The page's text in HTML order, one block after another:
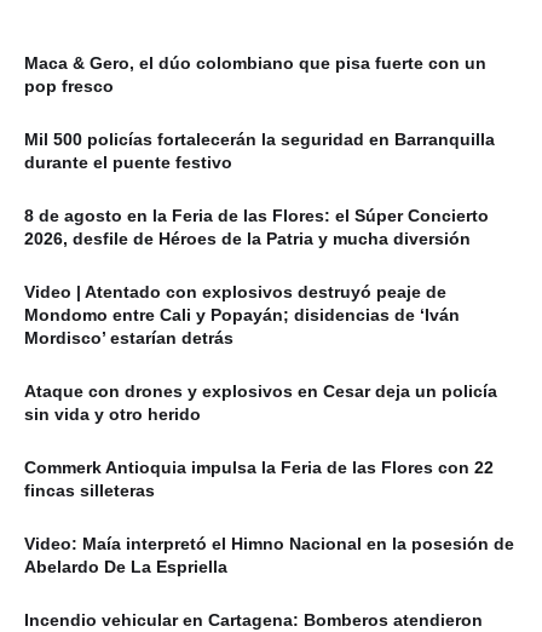
Maca & Gero, el dúo colombiano que pisa fuerte con un
pop fresco
Mil 500 policías fortalecerán la seguridad en Barranquilla
durante el puente festivo
8 de agosto en la Feria de las Flores: el Súper Concierto
2026, desfile de Héroes de la Patria y mucha diversión
Video | Atentado con explosivos destruyó peaje de
Mondomo entre Cali y Popayán; disidencias de ‘Iván
Mordisco’ estarían detrás
Ataque con drones y explosivos en Cesar deja un policía
sin vida y otro herido
Commerk Antioquia impulsa la Feria de las Flores con 22
fincas silleteras
Video: Maía interpretó el Himno Nacional en la posesión de
Abelardo De La Espriella
Incendio vehicular en Cartagena: Bomberos atendieron